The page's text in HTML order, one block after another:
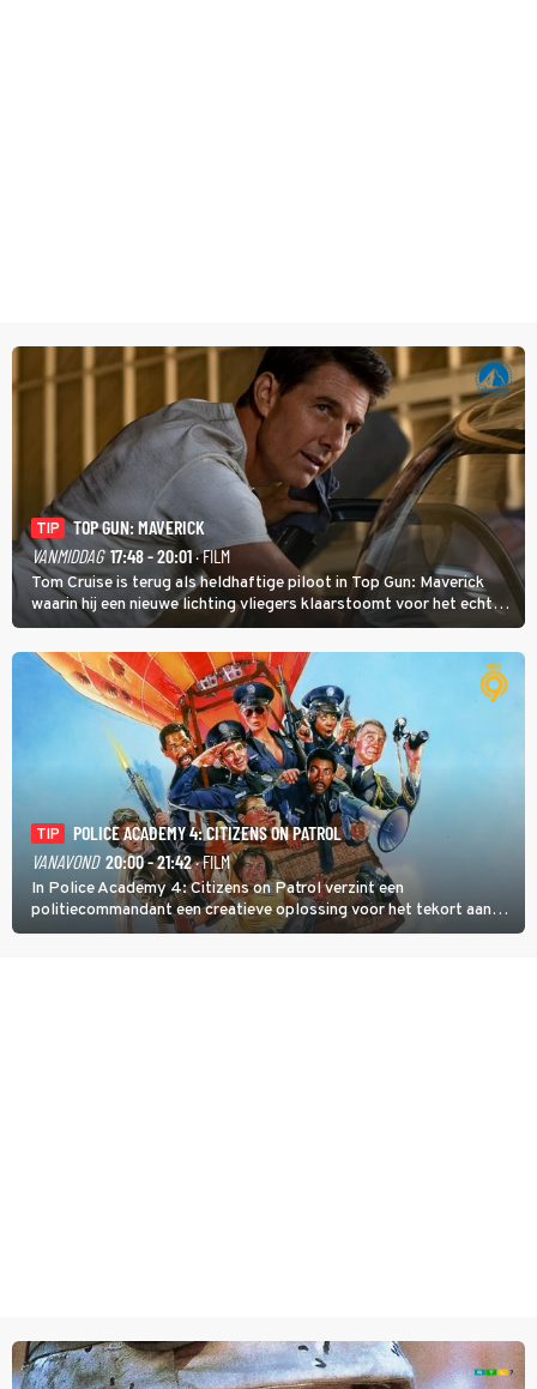
TIP
TOP GUN: MAVERICK
VANMIDDAG 17:48 - 20:01· FILM
Tom Cruise is terug als heldhaftige piloot in Top Gun: Maverick
waarin hij een nieuwe lichting vliegers klaarstoomt voor het echte
werk.
TIP
POLICE ACADEMY 4: CITIZENS ON PATROL
VANAVOND 20:00 - 21:42· FILM
In Police Academy 4: Citizens on Patrol verzint een
politiecommandant een creatieve oplossing voor het tekort aan
agenten.